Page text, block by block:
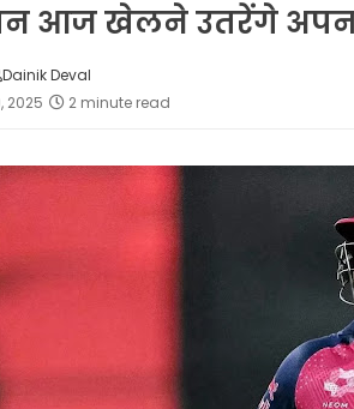
आज खेलने उतरेंगे अपना
Dainik Deval
2025
2 minute read